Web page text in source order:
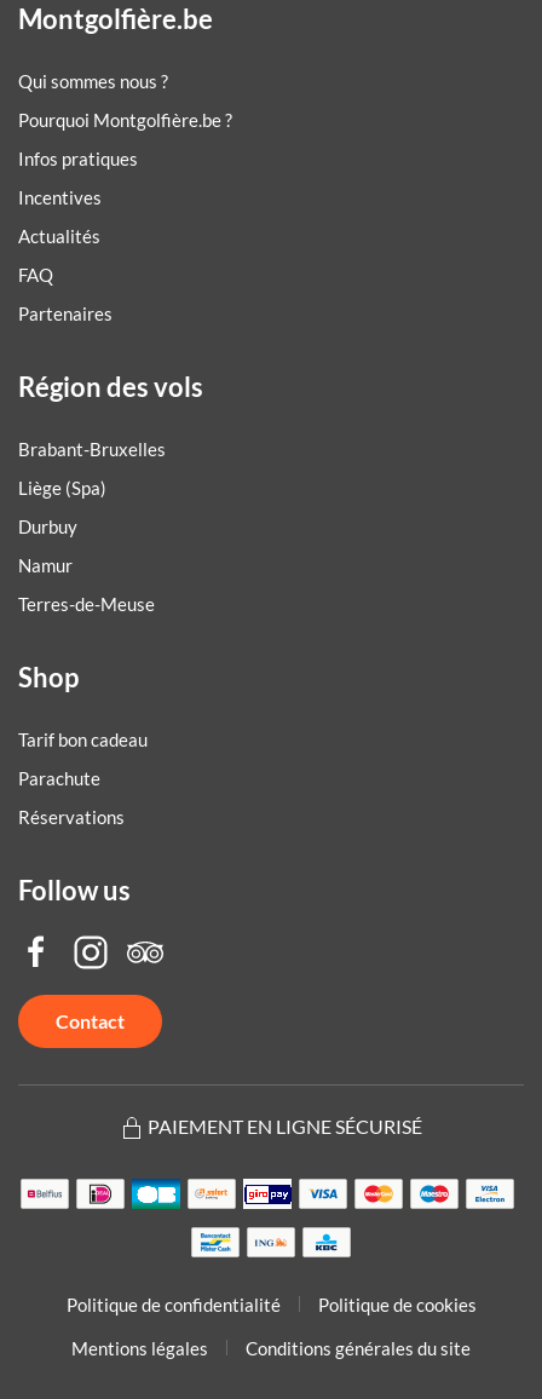
Montgolfière.be
Qui sommes nous ?
Pourquoi Montgolfière.be ?
Infos pratiques
Incentives
Actualités
FAQ
Partenaires
Région des vols
Brabant-Bruxelles
Liège (Spa)
Durbuy
Namur
Terres-de-Meuse
Shop
Tarif bon cadeau
Parachute
Réservations
Follow us
Contact
PAIEMENT EN LIGNE SÉCURISÉ
Politique de confidentialité
Politique de cookies
Mentions légales
Conditions générales du site